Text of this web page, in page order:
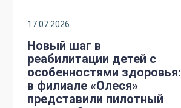
17.07.2026
Новый шаг в
реабилитации детей с
особенностями здоровья:
в филиале «Олеся»
представили пилотный